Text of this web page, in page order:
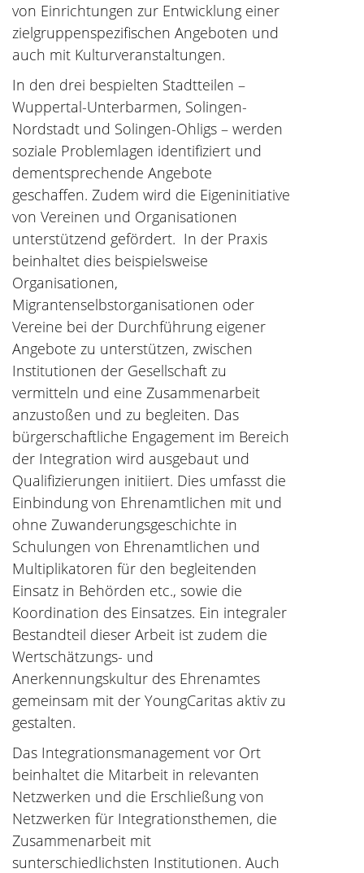
von Einrichtungen zur Entwicklung einer
zielgruppenspezifischen Angeboten und
auch mit Kulturveranstaltungen.
In den drei bespielten Stadtteilen –
Wuppertal-Unterbarmen, Solingen-
Nordstadt und Solingen-Ohligs – werden
soziale Problemlagen identifiziert und
dementsprechende Angebote
geschaffen. Zudem wird die Eigeninitiative
von Vereinen und Organisationen
unterstützend gefördert. In der Praxis
beinhaltet dies beispielsweise
Organisationen,
Migrantenselbstorganisationen oder
Vereine bei der Durchführung eigener
Angebote zu unterstützen, zwischen
Institutionen der Gesellschaft zu
vermitteln und eine Zusammenarbeit
anzustoßen und zu begleiten. Das
bürgerschaftliche Engagement im Bereich
der Integration wird ausgebaut und
Qualifizierungen initiiert. Dies umfasst die
Einbindung von Ehrenamtlichen mit und
ohne Zuwanderungsgeschichte in
Schulungen von Ehrenamtlichen und
Multiplikatoren für den begleitenden
Einsatz in Behörden etc., sowie die
Koordination des Einsatzes. Ein integraler
Bestandteil dieser Arbeit ist zudem die
Wertschätzungs- und
Anerkennungskultur des Ehrenamtes
gemeinsam mit der YoungCaritas aktiv zu
gestalten.
Das Integrationsmanagement vor Ort
beinhaltet die Mitarbeit in relevanten
Netzwerken und die Erschließung von
Netzwerken für Integrationsthemen, die
Zusammenarbeit mit
sunterschiedlichsten Institutionen. Auch